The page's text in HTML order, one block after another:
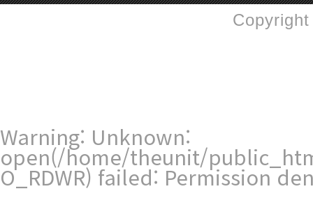
Warning: Unknown:
open(/home/theunit/
O_RDWR) failed: Permission